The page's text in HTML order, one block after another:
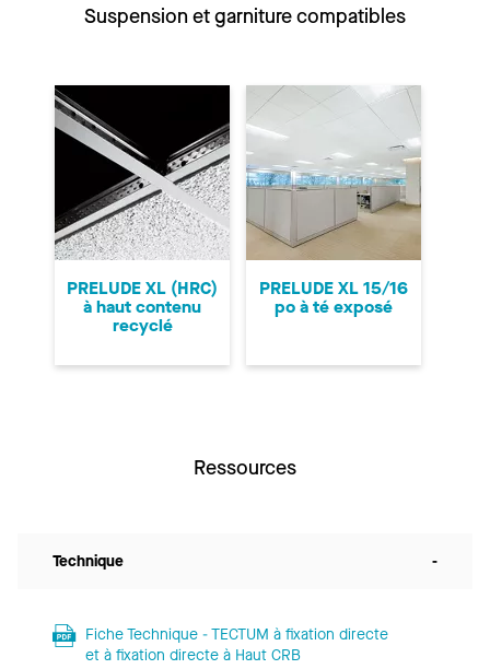
Suspension et garniture compatibles
PRELUDE XL (HRC)
à haut contenu
recyclé
PRELUDE XL 15/16
po à té exposé
Ressources
Technique -
Fiche Technique - TECTUM à fixation directe
et à fixation directe à Haut CRB